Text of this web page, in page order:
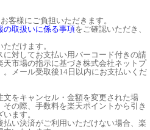
客様にご負担いただきます。
の取扱いに係る事項をご確認いただき、
だけます。
対してお支払い用バーコード付きの請
市場の指示に基づき株式会社ネットプ
メール受取後14日以内にお支払いくだ
をキャンセル・金額を変更された場
の際、手数料を楽天ポイントから引き
ます。
い決済がご利用いただけない場合、楽